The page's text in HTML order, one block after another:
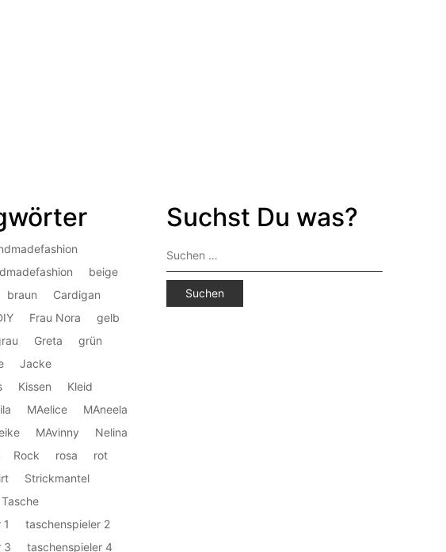
beige
braun
Cardigan
Frau Nora
gelb
Greta
grün
Jacke
Kissen
Kleid
MAelice
MAneela
MAvinny
Nelina
Rock rosa
rot
Strickmantel
Tasche
taschenspieler 2
3
taschenspieler 4
Suchst Du was?
Suchen